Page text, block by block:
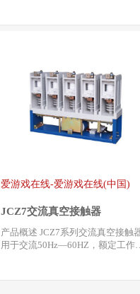
爱游戏在线-爱游戏在线(中国)
JCZ7交流真空接触器
产品概述 JCZ7系列交流真空接触器
用于交流50Hz—60HZ，额定工作电